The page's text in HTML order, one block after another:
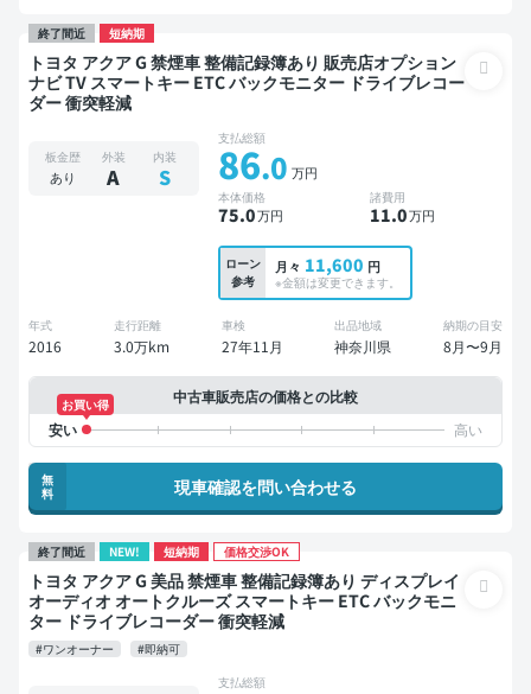
終了間近 短納期
トヨタ アクア G 禁煙車 整備記録簿あり 販売店オプション
ナビ TV スマートキー ETC バックモニター ドライブレコー
ダー 衝突軽減
板金歴
あり
外装
A
内装
S
支払総額
86.0 万円
本体価格
75.0万円
諸費用
11.0万円
ローン
参考
月々 11,600 円
※金額は変更できます。
年式
2016
走行距離
3.0万km
車検
27年11月
出品地域
神奈川県
納期の目安
8月〜9月
中古車販売店の価格との比較
お買い得
無
料
現車確認を問い合わせる
終了間近 NEW! 短納期 価格交渉OK
トヨタ アクア G 美品 禁煙車 整備記録簿あり ディスプレイ
オーディオ オートクルーズ スマートキー ETC バックモニ
ター ドライブレコーダー 衝突軽減
#ワンオーナー #即納可
支払総額